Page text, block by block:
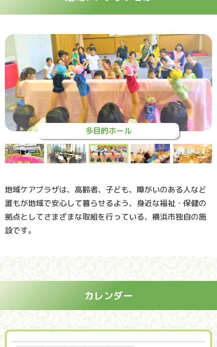
親子でふれあい！ベビーマッサージ
2025.01.22
イベント・情報
ストレス解消「みんなの座禅講座」
2025.01.22
イベント・情報
パパの子育て応援します！「とつかパパ楽の会（TPR）」
2024.12.02
イベント・情報
2024.09.22
イベント・情報
権利擁護普及啓発事業「学べる平戸」終活講座
多目的ホール
地域ケアプラザは、高齢者、子ども、障がいのある人など
誰もが地域で安心して暮らせるよう、身近な福祉・保健の
拠点としてさまざまな取組を行っている、横浜市独自の施
設です。
カレンダー